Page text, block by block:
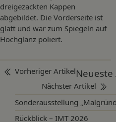
dreigezackten Kappen
abgebildet. Die Vorderseite ist
glatt und war zum Spiegeln auf
Hochglanz poliert.
Beitragsnavigation
Vorheriger Artikel
Nächster Artikel
Sonderausstellung
Rückblick – IMT 2026